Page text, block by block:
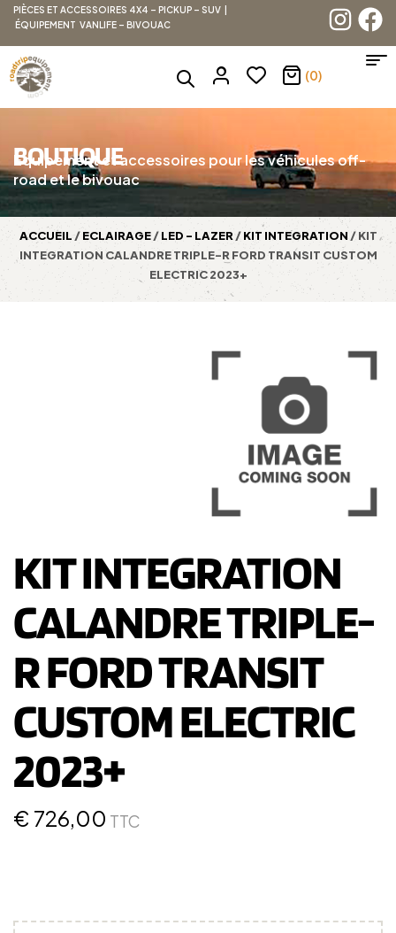
PIÈCES ET ACCESSOIRES 4X4 – PICKUP – SUV |
ÉQUIPEMENT VANLIFE – BIVOUAC
(0)
BOUTIQUE
Équipement et accessoires pour les véhicules off-
road et le bivouac
ACCUEIL /ECLAIRAGE/LED - LAZER /KIT INTEGRATION / KIT
INTEGRATION CALANDRE TRIPLE-R FORD TRANSIT CUSTOM
ELECTRIC 2023+
KIT INTEGRATION
CALANDRE TRIPLE-
R FORD TRANSIT
CUSTOM ELECTRIC
2023+
€ 726,00 TTC